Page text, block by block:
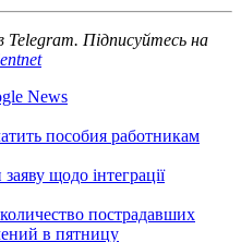
Telegram. Підписуйтесь на
News
пособия работникам
щодо інтеграції
пострадавших
в пятницу